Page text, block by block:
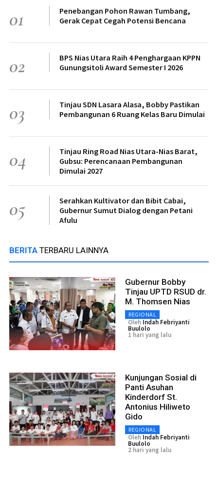
01
Penebangan Pohon Rawan Tumbang,
Gerak Cepat Cegah Potensi Bencana
02
BPS Nias Utara Raih 4 Penghargaan KPPN
Gunungsitoli Award Semester I 2026
03
Tinjau SDN Lasara Alasa, Bobby Pastikan
Pembangunan 6 Ruang Kelas Baru Dimulai
04
Tinjau Ring Road Nias Utara-Nias Barat,
Gubsu: Perencanaan Pembangunan
Dimulai 2027
05
Serahkan Kultivator dan Bibit Cabai,
Gubernur Sumut Dialog dengan Petani
Afulu
BERITA TERBARU LAINNYA
Gubernur Bobby
Tinjau UPTD RSUD dr.
M. Thomsen Nias
REGIONAL
Oleh Indah Febriyanti
Buulolo
1 hari yang lalu
Kunjungan Sosial di
Panti Asuhan
Kinderdorf St.
Antonius Hiliweto
Gido
REGIONAL
Oleh Indah Febriyanti
Buulolo
2 hari yang lalu